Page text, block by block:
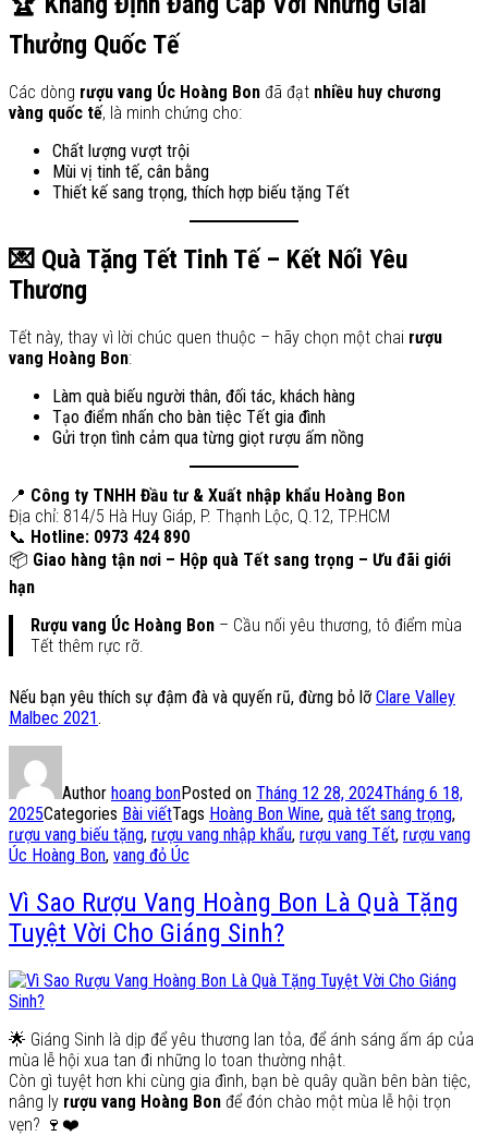
Thưởng Quốc Tế
Các dòng rượu vang Úc Hoàng Bon đã đạt nhiều huy chương
vàng quốc tế, là minh chứng cho:
Chất lượng vượt trội
Mùi vị tinh tế, cân bằng
Thiết kế sang trọng, thích hợp biếu tặng Tết
💌 Quà Tặng Tết Tinh Tế – Kết Nối Yêu
Thương
Tết này, thay vì lời chúc quen thuộc – hãy chọn một chai rượu
vang Hoàng Bon:
Làm quà biếu người thân, đối tác, khách hàng
Tạo điểm nhấn cho bàn tiệc Tết gia đình
Gửi trọn tình cảm qua từng giọt rượu ấm nồng
📍 Công ty TNHH Đầu tư & Xuất nhập khẩu Hoàng Bon
Địa chỉ: 814/5 Hà Huy Giáp, P. Thạnh Lộc, Q.12, TP.HCM
📞 Hotline: 0973 424 890
📦 Giao hàng tận nơi – Hộp quà Tết sang trọng – Ưu đãi giới
hạn
Rượu vang Úc Hoàng Bon – Cầu nối yêu thương, tô điểm mùa
Tết thêm rực rỡ.
Nếu bạn yêu thích sự đậm đà và quyến rũ, đừng bỏ lỡ Clare Valley
Malbec 2021.
Author hoang bonPosted on Tháng 12 28, 2024Tháng 6 18,
2025Categories Bài viếtTags Hoàng Bon Wine, quà tết sang trọng,
rượu vang biếu tặng, rượu vang nhập khẩu, rượu vang Tết, rượu vang
Úc Hoàng Bon, vang đỏ Úc
Vì Sao Rượu Vang Hoàng Bon Là Quà Tặng
Tuyệt Vời Cho Giáng Sinh?
🌟 Giáng Sinh là dịp để yêu thương lan tỏa, để ánh sáng ấm áp của
mùa lễ hội xua tan đi những lo toan thường nhật.
Còn gì tuyệt hơn khi cùng gia đình, bạn bè quây quần bên bàn tiệc,
nâng ly rượu vang Hoàng Bon để đón chào một mùa lễ hội trọn
vẹn? 🍷❤️